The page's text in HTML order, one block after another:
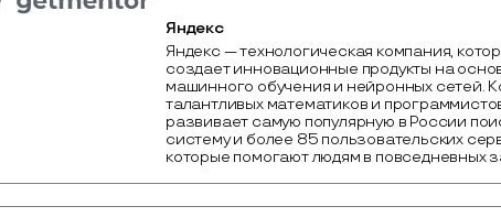
Яндекс
Яндекс — технологическая компания,
создает инновационные продукты на
машинного обучения и нейронных сетей.
талантливых математиков и
развивает самую популярную в России
систему и более 85 пользовательских
которые помогают людям в повседневных